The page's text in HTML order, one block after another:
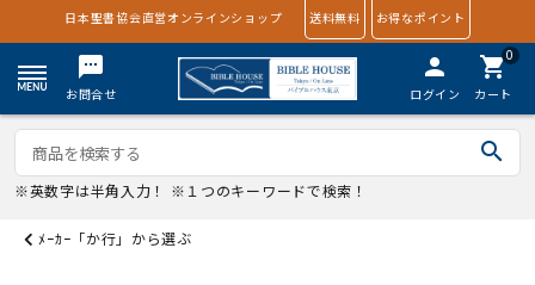
日本聖書協会直営オンラインショップ 送料無料 お得なポイント
textsms
お問合せ
person
ログイン
0
shopping_cart
カート
search
※英数字は半角入力！ ※１つのキーワードで検索！
ﾒｰｶｰ「か行」から選ぶ